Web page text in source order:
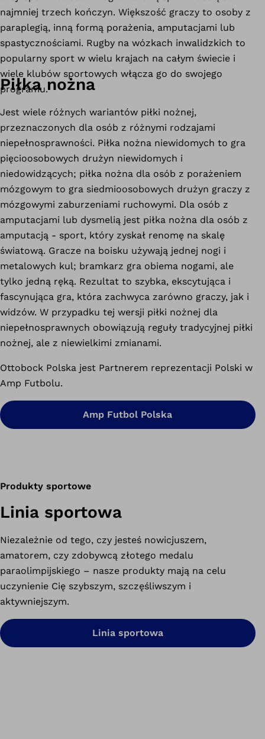
najmniej trzech kończyn. Większość graczy to osoby z
paraplegią, inną formą porażenia, amputacjami lub
spastycznościami. Rugby na wózkach inwalidzkich to
popularny sport w wielu krajach na całym świecie i
wiele klubów sportowych włącza go do swojego
programu.
Piłka nożna
Jest wiele różnych wariantów piłki nożnej,
przeznaczonych dla osób z różnymi rodzajami
niepełnosprawności. Piłka nożna niewidomych to gra
pięcioosobowych drużyn niewidomych i
niedowidzących; piłka nożna dla osób z porażeniem
mózgowym to gra siedmioosobowych drużyn graczy z
mózgowymi zaburzeniami ruchowymi. Dla osób z
amputacjami lub dysmelią jest piłka nożna dla osób z
amputacją - sport, który zyskał renomę na skalę
światową. Gracze na boisku używają jednej nogi i
metalowych kul; bramkarz gra obiema nogami, ale
tylko jedną ręką. Rezultat to szybka, ekscytująca i
fascynująca gra, która zachwyca zarówno graczy, jak i
widzów. W przypadku tej wersji piłki nożnej dla
niepełnosprawnych obowiązują reguły tradycyjnej piłki
nożnej, ale z niewielkimi zmianami.
Ottobock Polska jest Partnerem reprezentacji Polski w
Amp Futbolu.
Amp Futbol Polska
Produkty sportowe
Linia sportowa
Niezależnie od tego, czy jesteś nowicjuszem,
amatorem, czy zdobywcą złotego medalu
paraolimpijskiego – nasze produkty mają na celu
uczynienie Cię szybszym, szczęśliwszym i
aktywniejszym.
Linia sportowa